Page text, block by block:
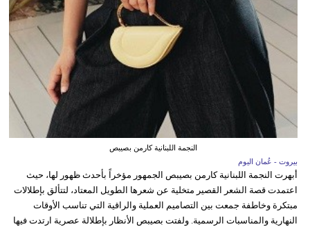
النجمة اللبنانية كارمن بصيبص
بيروت - عُمان اليوم
أبهرت النجمة اللبنانية كارمن بصيبص الجمهور مؤخراً بأحدث ظهور لها، حيث
اعتمدت قصة الشعر القصير متخلية عن شعرها الطويل المعتاد، لتتألق بإطلالات
مبتكرة وخاطفة جمعت بين التصاميم العملية والراقية التي تناسب الأوقات
النهارية والمناسبات الرسمية. ولفتت بصيبص الأنظار بإطلالة عصرية ارتدت فيها